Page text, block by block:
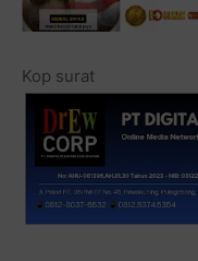
Kop surat